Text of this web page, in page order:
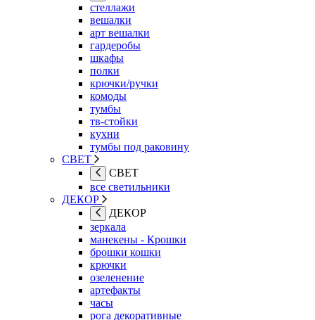
стеллажи
вешалки
арт вешалки
гардеробы
шкафы
полки
крючки/ручки
комоды
тумбы
тв-стойки
кухни
тумбы под раковину
СВЕТ
СВЕТ
все светильники
ДЕКОР
ДЕКОР
зеркала
манекены - Крошки
брошки кошки
крючки
озеленение
артефакты
часы
рога декоративные